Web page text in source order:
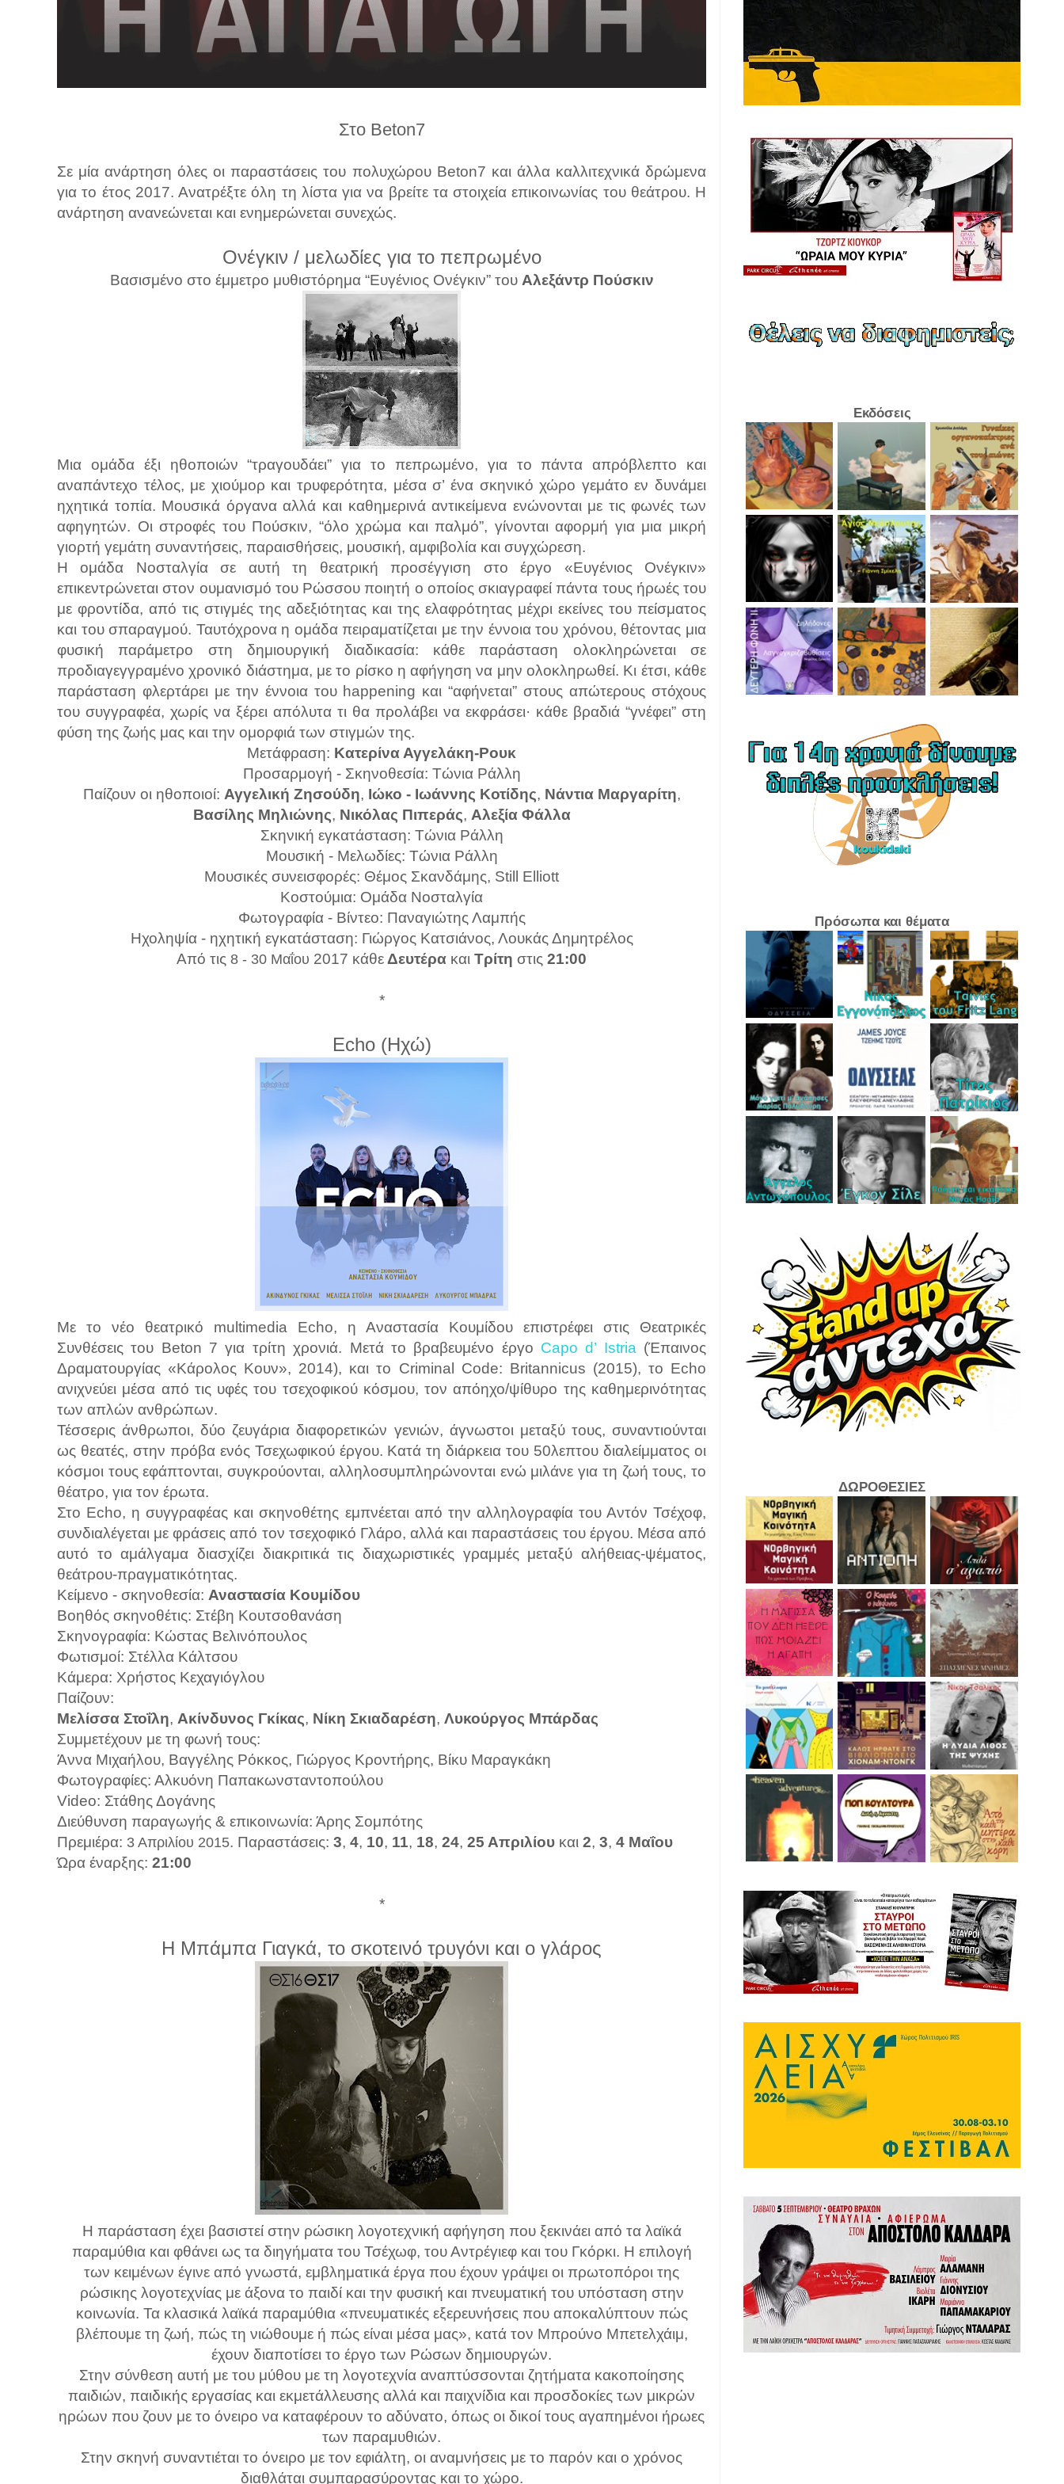
Στο Beton7
Σε μία ανάρτηση όλες οι παραστάσεις του πολυχώρου Beton7 και άλλα καλλιτεχνικά δρώμενα
για το έτος 2017. Ανατρέξτε όλη τη λίστα για να βρείτε τα στοιχεία επικοινωνίας του θεάτρου. Η
ανάρτηση ανανεώνεται και ενημερώνεται συνεχώς.
Ονέγκιν / μελωδίες για το πεπρωμένο
Βασισμένο στο έμμετρο μυθιστόρημα “Ευγένιος Ονέγκιν” του Αλεξάντρ Πούσκιν
Μια ομάδα έξι ηθοποιών “τραγουδάει” για το πεπρωμένο, για το πάντα απρόβλεπτο και
αναπάντεχο τέλος, με χιούμορ και τρυφερότητα, μέσα σ’ ένα σκηνικό χώρο γεμάτο εν δυνάμει
ηχητικά τοπία. Μουσικά όργανα αλλά και καθημερινά αντικείμενα ενώνονται με τις φωνές των
αφηγητών. Οι στροφές του Πούσκιν, “όλο χρώμα και παλμό”, γίνονται αφορμή για μια μικρή
γιορτή γεμάτη συναντήσεις, παραισθήσεις, μουσική, αμφιβολία και συγχώρεση.
Η ομάδα Νοσταλγία σε αυτή τη θεατρική προσέγγιση στο έργο «Ευγένιος Ονέγκιν»
επικεντρώνεται στον ουμανισμό του Ρώσσου ποιητή ο οποίος σκιαγραφεί πάντα τους ήρωές του
με φροντίδα, από τις στιγμές της αδεξιότητας και της ελαφρότητας μέχρι εκείνες του πείσματος
και του σπαραγμού. Ταυτόχρονα η ομάδα πειραματίζεται με την έννοια του χρόνου, θέτοντας μια
φυσική παράμετρο στη δημιουργική διαδικασία: κάθε παράσταση ολοκληρώνεται σε
προδιαγεγγραμένο χρονικό διάστημα, με το ρίσκο η αφήγηση να μην ολοκληρωθεί. Κι έτσι, κάθε
παράσταση φλερτάρει με την έννοια του happening και “αφήνεται” στους απώτερους στόχους
του συγγραφέα, χωρίς να ξέρει απόλυτα τι θα προλάβει να εκφράσει· κάθε βραδιά “γνέφει” στη
φύση της ζωής μας και την ομορφιά των στιγμών της.
Μετάφραση: Κατερίνα Αγγελάκη-Ρουκ
Προσαρμογή - Σκηνοθεσία: Τώνια Ράλλη
Παίζουν οι ηθοποιοί: Αγγελική Ζησούδη, Ιώκο - Ιωάννης Κοτίδης, Νάντια Μαργαρίτη,
Βασίλης Μηλιώνης, Νικόλας Πιπεράς, Αλεξία Φάλλα
Σκηνική εγκατάσταση: Τώνια Ράλλη
Μουσική - Μελωδίες: Τώνια Ράλλη
Μουσικές συνεισφορές: Θέμος Σκανδάμης, Still Elliott
Κοστούμια: Ομάδα Νοσταλγία
Φωτογραφία - Βίντεο: Παναγιώτης Λαμπής
Ηχοληψία - ηχητική εγκατάσταση: Γιώργος Κατσιάνος, Λουκάς Δημητρέλος
Από τις 8 - 30 Μαΐου 2017 κάθεΔευτέρα και Τρίτη στις 21:00
*
Echo (Ηχώ)
Με το νέο θεατρικό multimedia Echo, η Αναστασία Κουμίδου επιστρέφει στις Θεατρικές
Συνθέσεις του Beton 7 για τρίτη χρονιά. Mετά το βραβευμένο έργο Capo d’ Istria (Έπαινος
Δραματουργίας «Κάρολος Κουν», 2014), και το Criminal Code: Britannicus (2015), το Echo
ανιχνεύει μέσα από τις υφές του τσεχοφικού κόσμου, τον απόηχο/ψίθυρο της καθημερινότητας
των απλών ανθρώπων.
Τέσσερις άνθρωποι, δύο ζευγάρια διαφορετικών γενιών, άγνωστοι μεταξύ τους, συναντιούνται
ως θεατές, στην πρόβα ενός Τσεχωφικού έργου. Κατά τη διάρκεια του 50λεπτου διαλείμματος οι
κόσμοι τους εφάπτονται, συγκρούονται, αλληλοσυμπληρώνονται ενώ μιλάνε για τη ζωή τους, το
θέατρο, για τον έρωτα.
Στο Echo, η συγγραφέας και σκηνοθέτης εμπνέεται από την αλληλογραφία του Αντόν Τσέχοφ,
συνδιαλέγεται με φράσεις από τον τσεχοφικό Γλάρο, αλλά και παραστάσεις του έργου. Μέσα από
αυτό το αμάλγαμα διασχίζει διακριτικά τις διαχωριστικές γραμμές μεταξύ αλήθειας-ψέματος,
θεάτρου-πραγματικότητας.
Κείμενο - σκηνοθεσία: Αναστασία Κουμίδου
Βοηθός σκηνοθέτις: Στέβη Κουτσοθανάση
Σκηνογραφία: Κώστας Βελινόπουλος
Φωτισμοί: Στέλλα Κάλτσου
Κάμερα: Χρήστος Κεχαγιόγλου
Παίζουν:
Μελίσσα Στοΐλη, Ακίνδυνος Γκίκας, Νίκη Σκιαδαρέση, Λυκούργος Μπάρδας
Συμμετέχουν με τη φωνή τους:
Άννα Μιχαήλου, Βαγγέλης Ρόκκος, Γιώργος Κροντήρης, Βίκυ Μαραγκάκη
Φωτογραφίες: Αλκυόνη Παπακωνσταντοπούλου
Video: Στάθης Δογάνης
Διεύθυνση παραγωγής & επικοινωνία: Άρης Σομπότης
Πρεμιέρα: 3 Απριλίου 2015. Παραστάσεις: 3, 4, 10, 11, 18, 24, 25 Απριλίου και 2, 3, 4 Μαΐου
Ώρα έναρξης: 21:00
*
Η Μπάμπα Γιαγκά, το σκοτεινό τρυγόνι και ο γλάρος
Η παράσταση έχει βασιστεί στην ρώσικη λογοτεχνική αφήγηση που ξεκινάει από τα λαϊκά
παραμύθια και φθάνει ως τα διηγήματα του Τσέχωφ, του Αντρέγιεφ και του Γκόρκι. Η επιλογή
των κειμένων έγινε από γνωστά, εμβληματικά έργα που έχουν γράψει οι πρωτοπόροι της
ρώσικης λογοτεχνίας με άξονα το παιδί και την φυσική και πνευματική του υπόσταση στην
κοινωνία. Τα κλασικά λαϊκά παραμύθια «πνευματικές εξερευνήσεις που αποκαλύπτουν πώς
βλέπουμε τη ζωή, πώς τη νιώθουμε ή πώς είναι μέσα μας», κατά τον Μπρούνο Μπετελχάιμ,
έχουν διαποτίσει το έργο των Ρώσων δημιουργών.
Στην σύνθεση αυτή με του μύθου με τη λογοτεχνία αναπτύσσονται ζητήματα κακοποίησης
παιδιών, παιδικής εργασίας και εκμετάλλευσης αλλά και παιχνίδια και προσδοκίες των μικρών
ηρώων που ζουν με το όνειρο να καταφέρουν το αδύνατο, όπως οι δικοί τους αγαπημένοι ήρωες
των παραμυθιών.
Στην σκηνή συναντιέται το όνειρο με τον εφιάλτη, οι αναμνήσεις με το παρόν και ο χρόνος
διαθλάται συμπαρασύροντας και το χώρο.
Εκδόσεις
Πρόσωπα και θέματα
ΔΩΡΟΘΕΣΙΕΣ